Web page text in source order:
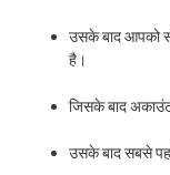
उसके बाद आपको
है।
जिसके बाद
उसके बाद सबसे